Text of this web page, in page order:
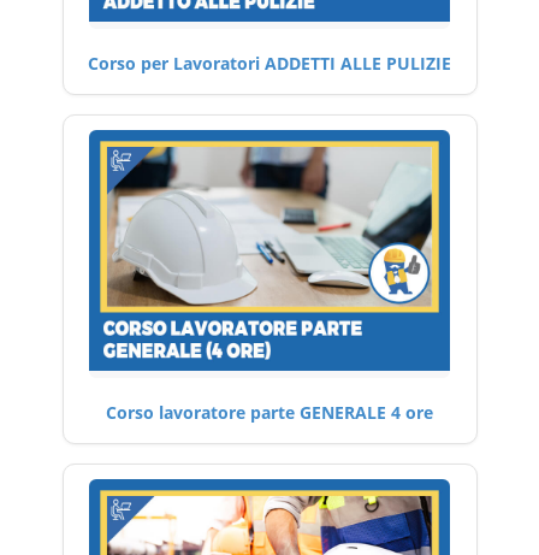
Corso per Lavoratori ADDETTI ALLE PULIZIE
Corso lavoratore parte GENERALE 4 ore